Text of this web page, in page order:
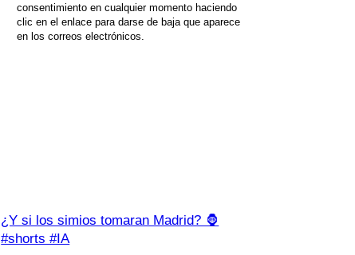
consentimiento en cualquier momento haciendo
clic en el enlace para darse de baja que aparece
en los correos electrónicos.
¿Y si los simios tomaran Madrid? 🦍
#shorts #IA